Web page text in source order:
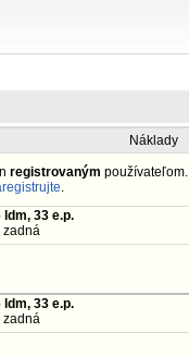
Náklady
registrovaným používateľom.
.
ldm, 33 e.p.
zadná
ldm, 33 e.p.
zadná